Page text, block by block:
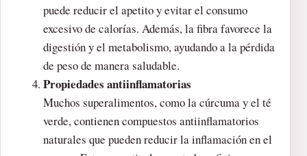
puede reducir el apetito y evitar el consumo
excesivo de calorías. Además, la fibra favorece la
digestión y el metabolismo, ayudando a la pérdida
de peso de manera saludable.
Propiedades antiinflamatorias
Muchos superalimentos, como la cúrcuma y el té
verde, contienen compuestos antiinflamatorios
naturales que pueden reducir la inflamación en el